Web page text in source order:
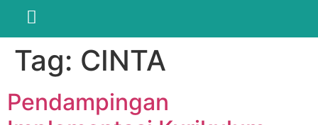
Tag: CINTA
Pendampingan